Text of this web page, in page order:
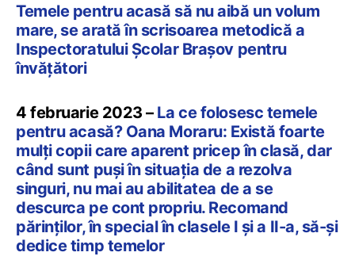
Temele pentru acasă să nu aibă un volum
mare, se arată în scrisoarea metodică a
Inspectoratului Școlar Brașov pentru
învățători
4 februarie 2023 – La ce folosesc temele
pentru acasă? Oana Moraru: Există foarte
mulți copii care aparent pricep în clasă, dar
când sunt puși în situația de a rezolva
singuri, nu mai au abilitatea de a se
descurca pe cont propriu. Recomand
părinților, în special în clasele I și a II-a, să-și
dedice timp temelor